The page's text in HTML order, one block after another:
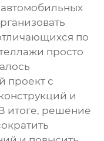
по
просто
проект с
и
итоге, решение